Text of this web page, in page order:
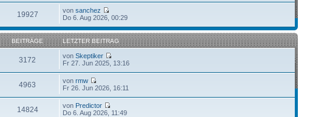
19927 vonsanchez
Do 6. Aug 2026, 00:29
BEITRÄGE LETZTER BEITRAG
3172 vonSkeptiker
Fr 27. Jun 2025, 13:16
4963 vonrmw
Fr 26. Jun 2026, 16:11
14824 von Predictor
Do 6. Aug 2026, 11:49